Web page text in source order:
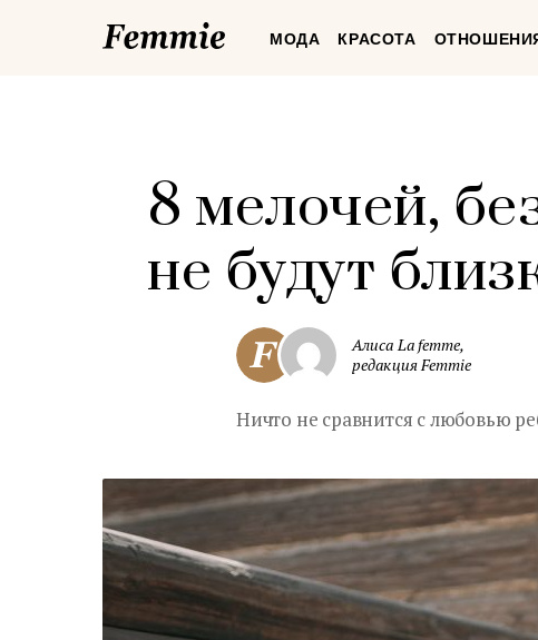
FemmieМОДА КРАСОТА
8 мелочей,
не будут
Алиса La femme,
редакция Femmie
Ничто не сравнится с любовью